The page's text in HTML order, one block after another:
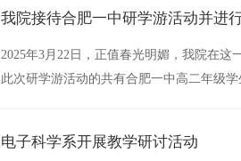
我院接待合肥一中研学游活动并进
2025年3月22日，正值春光明媚，我院在
此次研学游活动的共有合肥一中高二年级
电子科学系开展教学研讨活动